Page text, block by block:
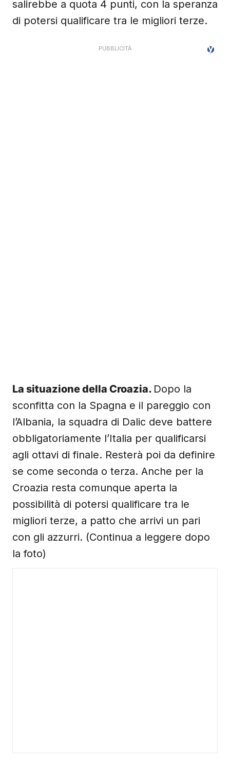
salirebbe a quota 4 punti, con la speranza
di potersi qualificare tra le migliori terze.
La situazione della Croazia. Dopo la
sconfitta con la Spagna e il pareggio con
l’Albania, la squadra di Dalic deve battere
obbligatoriamente l’Italia per qualificarsi
agli ottavi di finale. Resterà poi da definire
se come seconda o terza. Anche per la
Croazia resta comunque aperta la
possibilità di potersi qualificare tra le
migliori terze, a patto che arrivi un pari
con gli azzurri. (Continua a leggere dopo
la foto)